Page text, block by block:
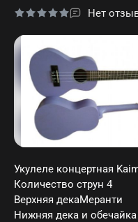
Нет
Укулеле концертная
Количество струн 4
Верхняя декаМеранти
Нижняя дека и